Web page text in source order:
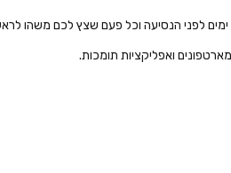
לפני הנסיעה וכל פעם שצץ לכם משהו לראש
ואפליקציות תומכות.